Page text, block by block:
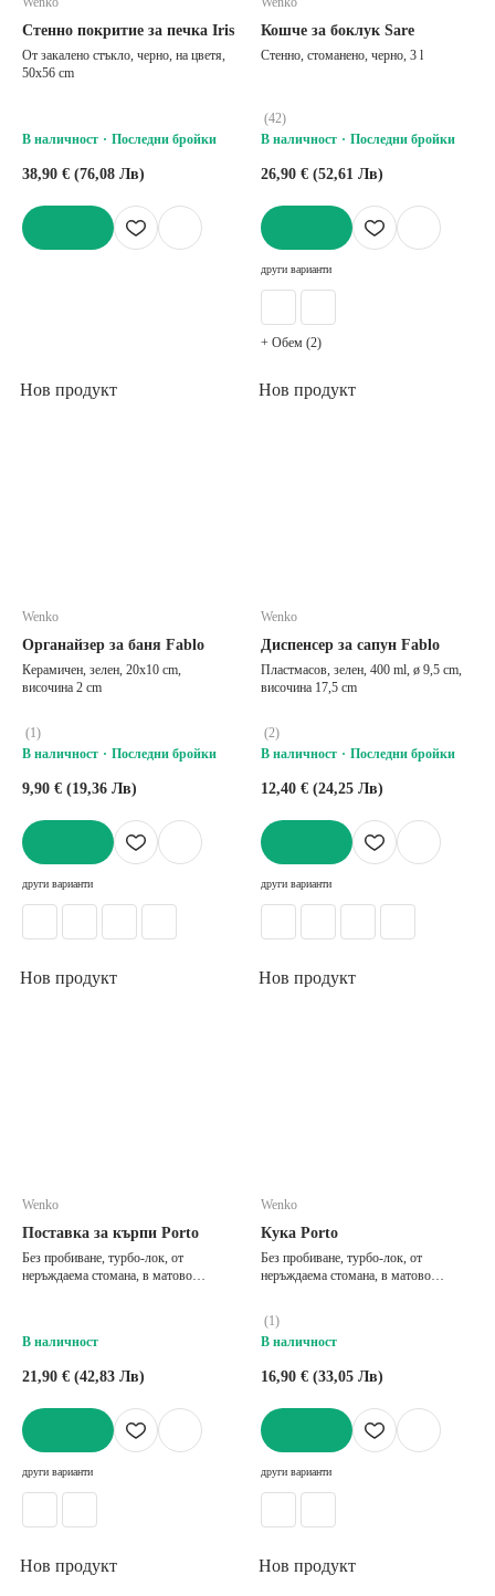
Стенно покритие за печка Iris
От закалено стъкло, черно, на цветя,
50x56 cm
В наличност Последни бройки
38,90 € (76,08 Лв)
Кошче за боклук Sare
Стенно, стоманено, черно, 3 l
(42)
В наличност
Последни бройки
26,90 € (52,61 Лв)
други варианти
+ Обем (2)
Нов продукт
Wenko
Органайзер за баня Fablo
Керамичен, зелен, 20x10 cm,
височина 2 cm
(1)
В наличност
Последни бройки
9,90 € (19,36 Лв)
други варианти
Нов продукт
Wenko
Диспенсер за сапун Fablo
Пластмасов, зелен, 400 ml, ø 9,5 cm,
височина 17,5 cm
(2)
В наличност
Последни бройки
12,40 € (24,25 Лв)
други варианти
Нов продукт
Wenko
Поставка за кърпи Porto
Без пробиване, турбо-лок, от
неръждаема стомана, в матово
В наличност
21,90 € (42,83 Лв)
други варианти
Нов продукт
Wenko
Кука Porto
Без пробиване, турбо-лок, от
неръждаема стомана, в матово
(1)
В наличност
16,90 € (33,05 Лв)
други варианти
Нов продукт Нов продукт